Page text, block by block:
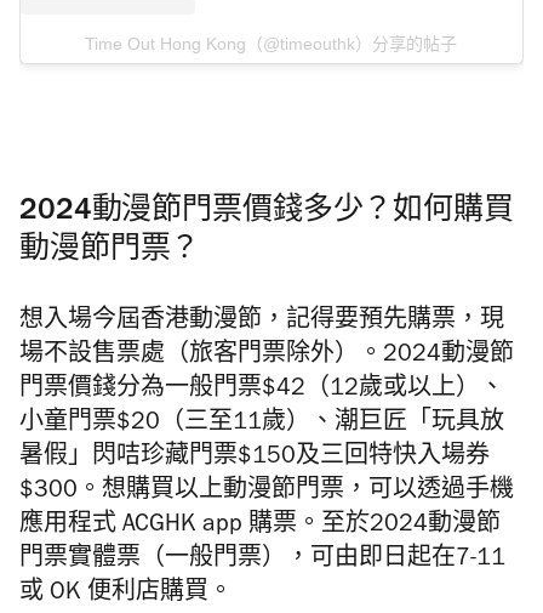
Time Out Hong Kong（@timeouthk）分享的帖子
2024動漫節門票價錢多少？如何購買
動漫節門票？
想入場今屆香港動漫節，記得要預先購票，現
場不設售票處（旅客門票除外）。2024動漫節
門票價錢分為一般門票$42（12歲或以上）、
小童門票$20（三至11歲）、潮巨匠「玩具放
暑假」閃咭珍藏門票$150及三回特快入場券
$300。想購買以上動漫節門票，可以透過手機
應用程式 ACGHK app 購票。至於2024動漫節
門票實體票（一般門票），可由即日起在7-11
或 OK 便利店購買。